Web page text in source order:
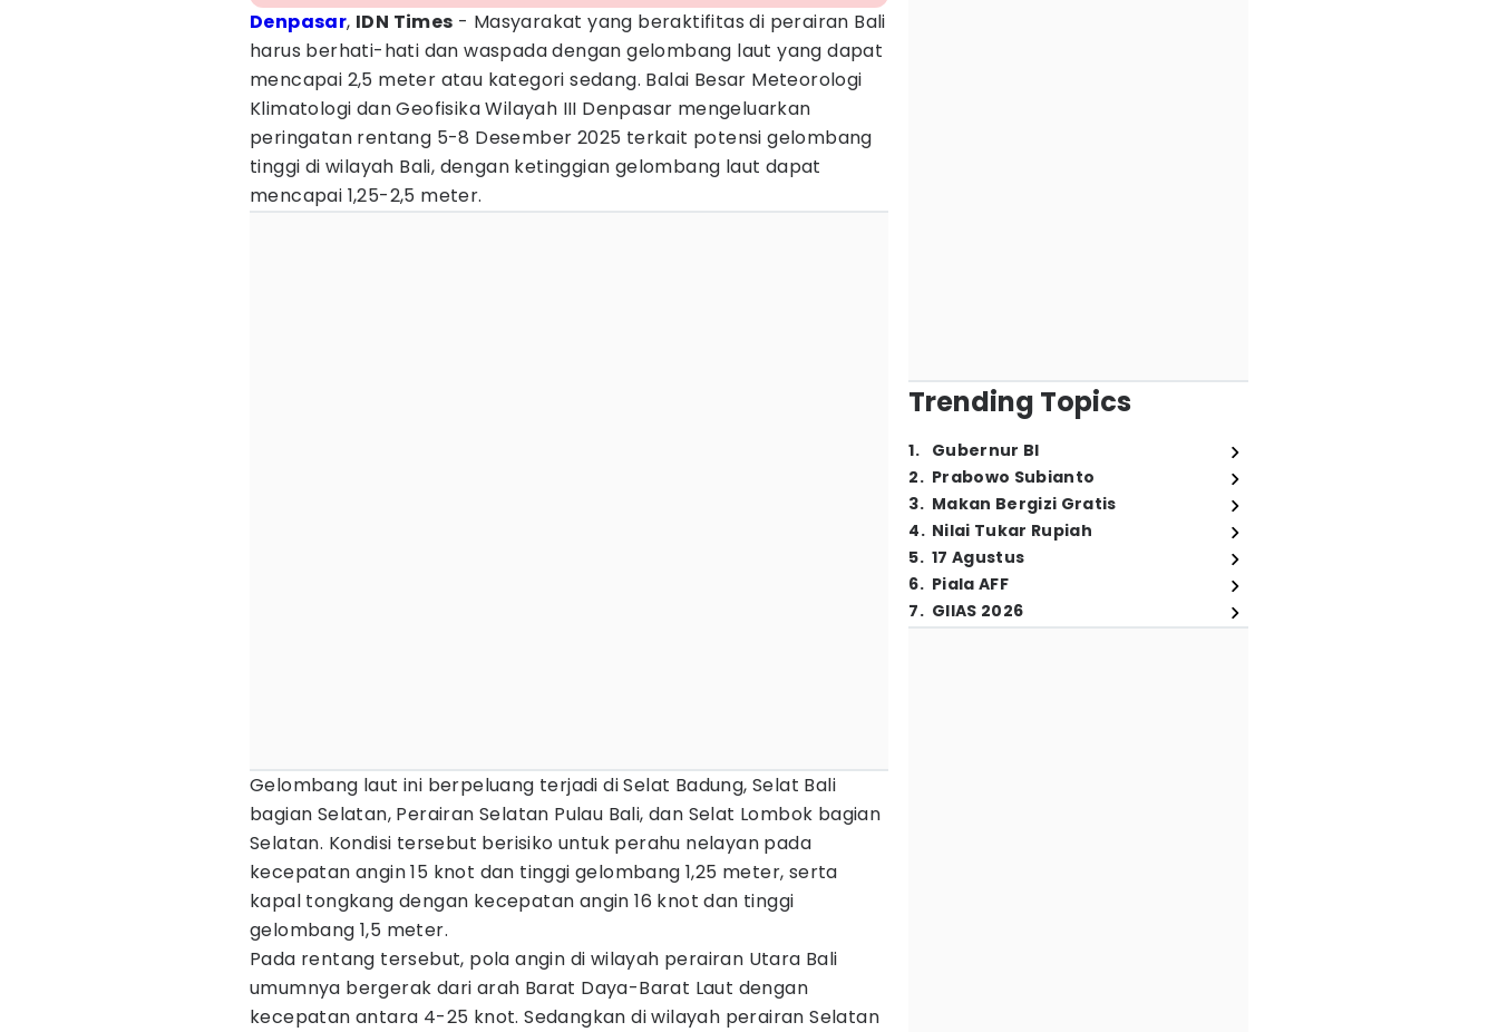
Denpasar, IDN Times - Masyarakat yang beraktifitas di perairan Bali
harus berhati-hati dan waspada dengan gelombang laut yang dapat
mencapai 2,5 meter atau kategori sedang. Balai Besar Meteorologi
Klimatologi dan Geofisika Wilayah III Denpasar mengeluarkan
peringatan rentang 5-8 Desember 2025 terkait potensi gelombang
tinggi di wilayah Bali, dengan ketinggian gelombang laut dapat
mencapai 1,25-2,5 meter.
Gelombang laut ini berpeluang terjadi di Selat Badung, Selat Bali
bagian Selatan, Perairan Selatan Pulau Bali, dan Selat Lombok bagian
Selatan. Kondisi tersebut berisiko untuk perahu nelayan pada
kecepatan angin 15 knot dan tinggi gelombang 1,25 meter, serta
kapal tongkang dengan kecepatan angin 16 knot dan tinggi
gelombang 1,5 meter.
Pada rentang tersebut, pola angin di wilayah perairan Utara Bali
umumnya bergerak dari arah Barat Daya-Barat Laut dengan
kecepatan antara 4-25 knot. Sedangkan di wilayah perairan Selatan
Trending Topics
1. Gubernur BI
2. Prabowo Subianto
3. Makan Bergizi Gratis
4. Nilai Tukar Rupiah
5. 17 Agustus
6. Piala AFF
7. GIIAS 2026